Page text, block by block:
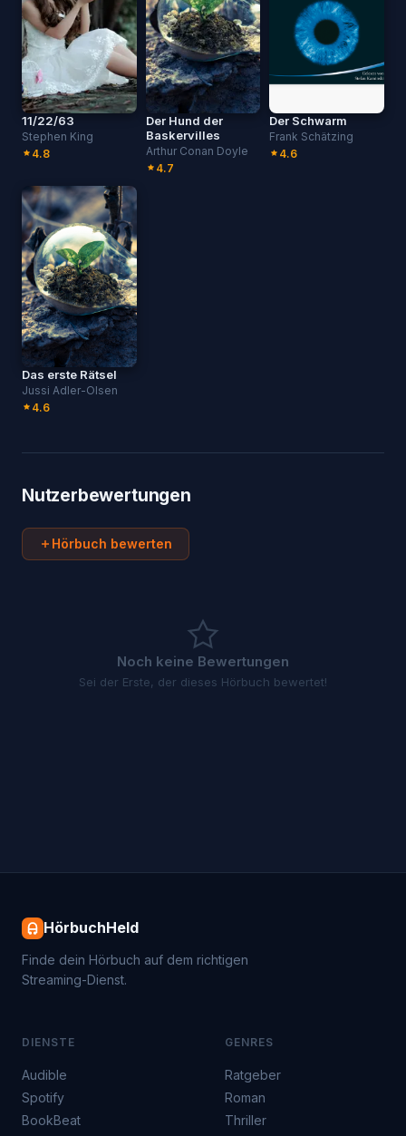
11/22/63
Stephen King
4.8
Der Hund der
Baskervilles
Arthur Conan Doyle
4.7
Der Schwarm
Frank Schätzing
4.6
Das erste Rätsel
Jussi Adler-Olsen
4.6
Nutzerbewertungen
Hörbuch bewerten
Noch keine Bewertungen
Sei der Erste, der dieses Hörbuch bewertet!
HörbuchHeld
Finde dein Hörbuch auf dem richtigen
Streaming-Dienst.
DIENSTE
Audible
Spotify
BookBeat
GENRES
Ratgeber
Roman
Thriller